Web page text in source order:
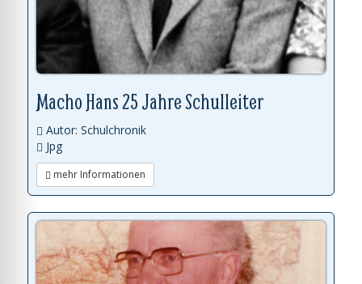
Macho Hans 25 Jahre Schulleiter
Autor: Schulchronik
Jpg
mehr Informationen